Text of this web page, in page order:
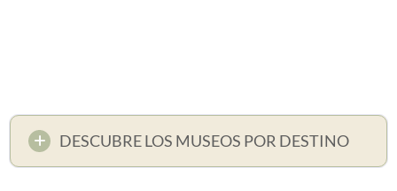
DESCUBRE LOS MUSEOS POR DESTINO